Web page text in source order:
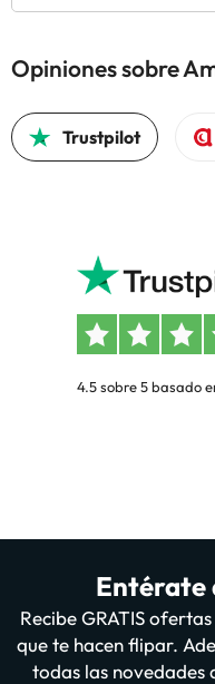
Opiniones sobre
Trustpilot
4.5 sobre 5 basado
Entérate
Recibe GRATIS
que te hacen flipar.
todas las novedades